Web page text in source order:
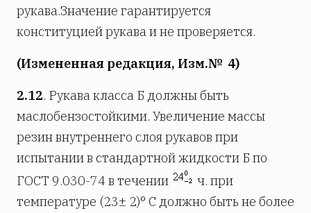
рукава.Значение гарантируется
конституцией рукава и не проверяется.
(Измененная редакция, Изм.№ 4)
2.12. Рукава класса Б должны быть
маслобензостойкими. Увеличение массы
резин внутреннего слоя рукавов при
испытании в стандартной жидкости Б по
ГОСТ 9.030-74 в течении
ч. при
температуре (23± 2)° С должно быть не более